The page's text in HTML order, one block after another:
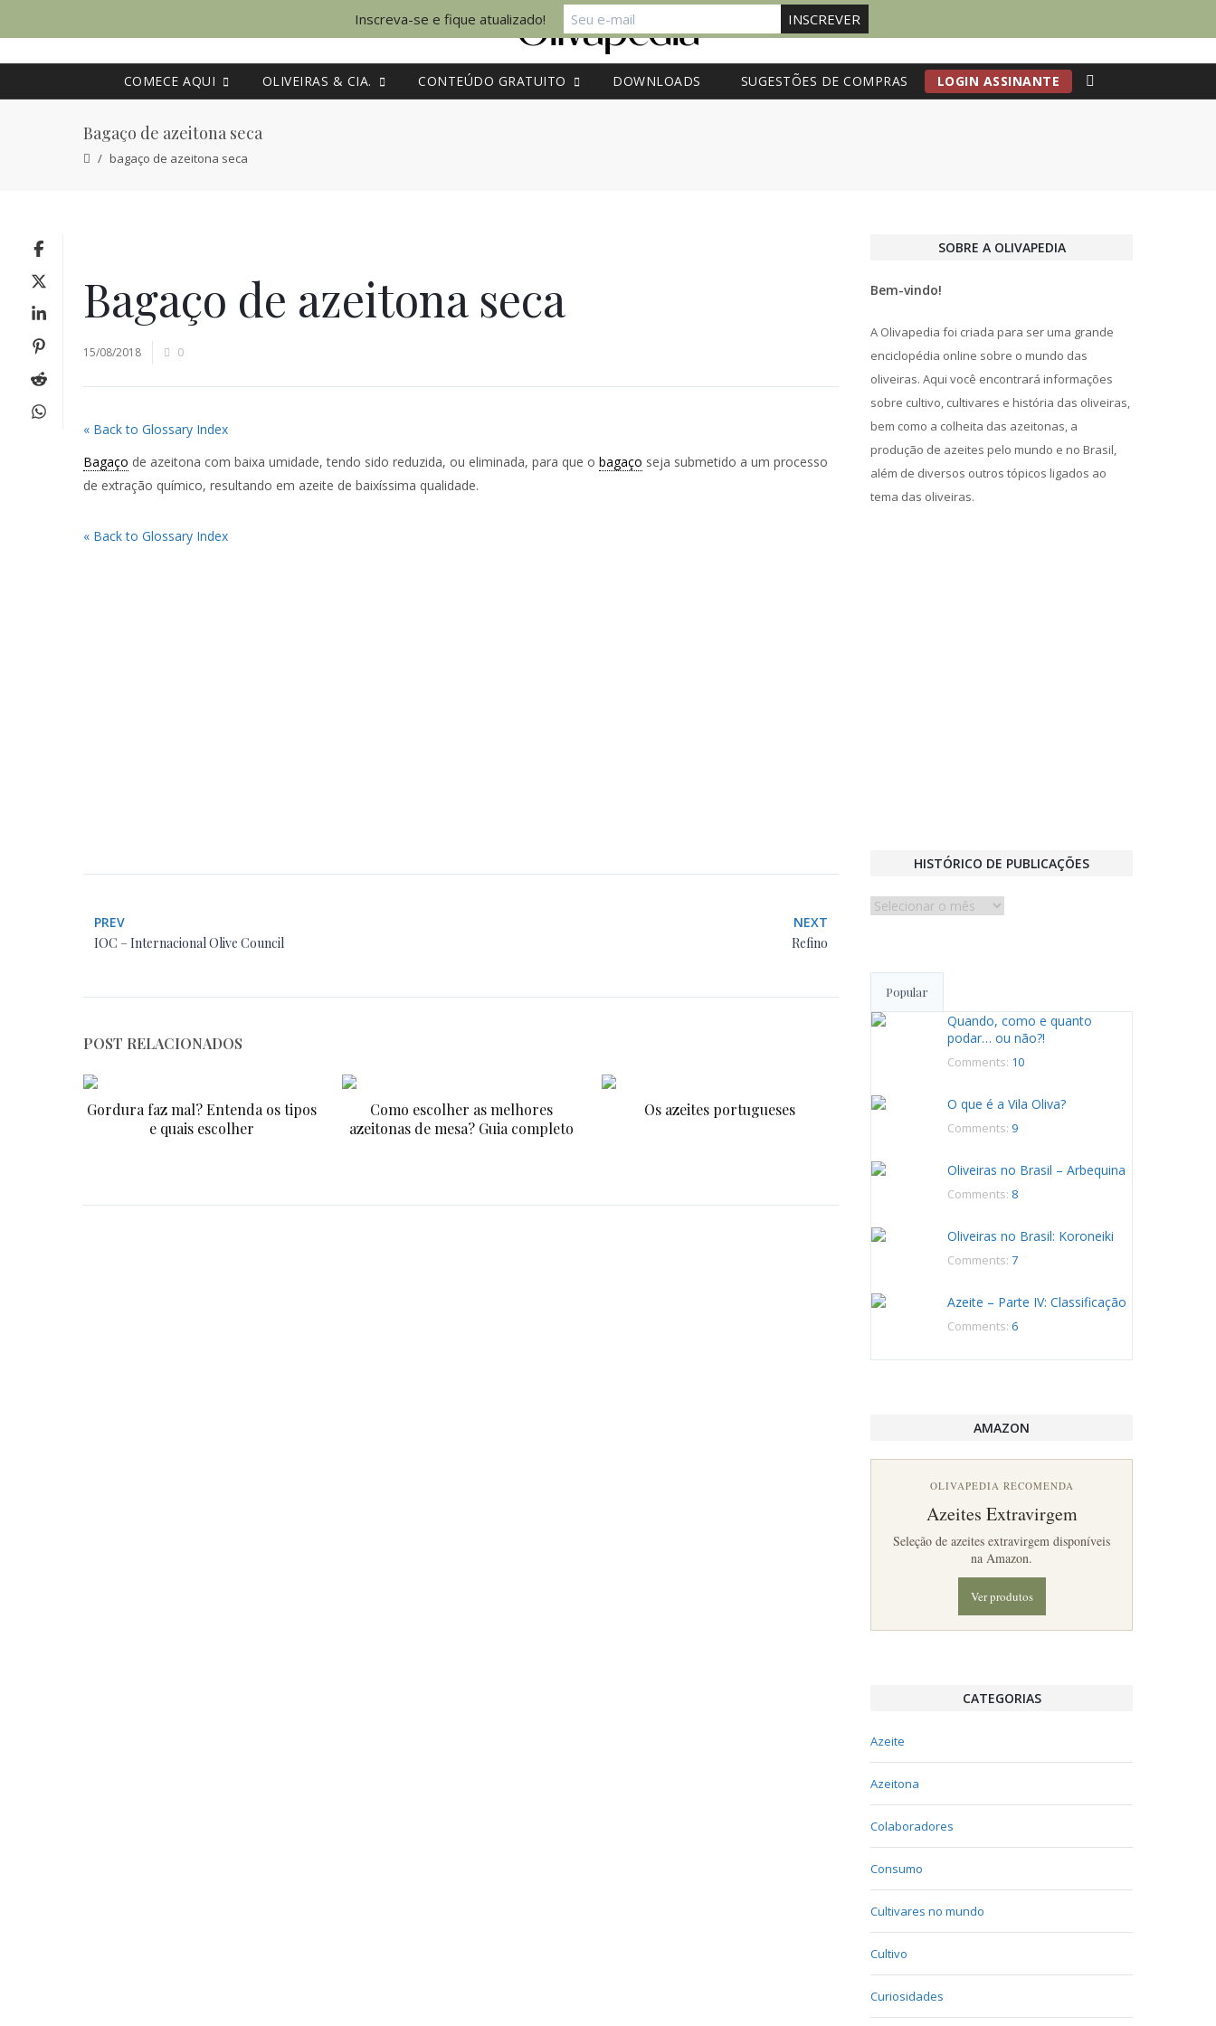
COMECE AQUI OLIVEIRAS & CIA. CONTEÚDO GRATUITO DOWNLOADS SUGESTÕES DE COMPRAS LOGIN ASSINANTE
Bagaço de azeitona seca
bagaço de azeitona seca
Bagaço de azeitona seca
15/08/2018 0
« Back to Glossary Index
Bagaço de azeitona com baixa umidade, tendo sido reduzida, ou eliminada, para que o bagaço seja submetido a um processo
de extração químico, resultando em azeite de baixíssima qualidade.
« Back to Glossary Index
PREV
IOC – Internacional Olive Council
NEXT
Refino
POST RELACIONADOS
Gordura faz mal? Entenda os tipos
e quais escolher
Como escolher as melhores
azeitonas de mesa? Guia completo
Os azeites portugueses
SOBRE A OLIVAPEDIA
Bem-vindo!
A Olivapedia foi criada para ser uma grande
enciclopédia online sobre o mundo das
oliveiras. Aqui você encontrará informações
sobre cultivo, cultivares e história das oliveiras,
bem como a colheita das azeitonas, a
produção de azeites pelo mundo e no Brasil,
além de diversos outros tópicos ligados ao
tema das oliveiras.
HISTÓRICO DE PUBLICAÇÕES
Histórico
Popular
Quando, como e quanto
podar… ou não?!
Comments: 10
O que é a Vila Oliva?
Comments: 9
Oliveiras no Brasil – Arbequina
Comments: 8
Oliveiras no Brasil: Koroneiki
Comments: 7
Azeite – Parte IV: Classificação
Comments: 6
AMAZON
OLIVAPEDIA RECOMENDA
Azeites Extravirgem
Seleção de azeites extravirgem disponíveis
na Amazon.
Ver produtos
CATEGORIAS
Azeite
Azeitona
Colaboradores
Consumo
Cultivares no mundo
Cultivo
Curiosidades
Inscreva-se e fique atualizado!